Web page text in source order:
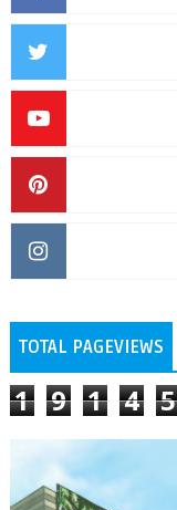
TOTAL PAGEVIEWS
1 9 1 4 5